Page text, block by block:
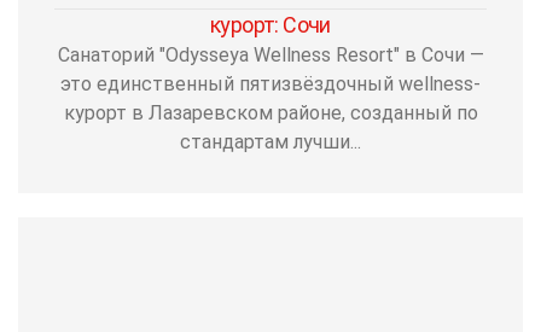
курорт: Сочи
Санаторий "Odysseya Wellness Resort" в Сочи —
это единственный пятизвёздочный wellness-
курорт в Лазаревском районе, созданный по
стандартам лучши...